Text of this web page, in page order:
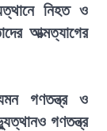
নিহত ও
আত্মত্যাগের
গণতন্ত্র ও
গণতন্ত্র